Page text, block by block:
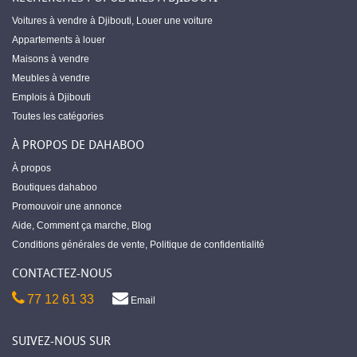
Voitures à vendre à Djibouti, Louer une voiture
Appartements à louer
Maisons à vendre
Meubles à vendre
Emplois à Djibouti
Toutes les catégories
À PROPOS DE DAHABOO
À propos
Boutiques dahaboo
Promouvoir une annonce
Aide, Comment ça marche, Blog
Conditions générales de vente, Politique de confidentialité
CONTACTEZ-NOUS
77 12 61 33 Email
SUIVEZ-NOUS SUR